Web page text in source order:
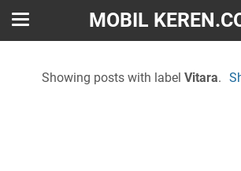
MOBIL
Showing posts with label Vitara.